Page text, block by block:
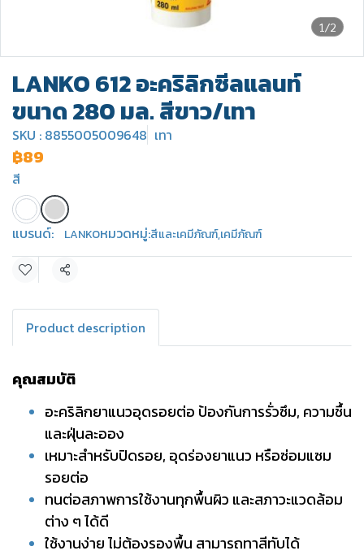
1/2
LANKO 612 อะคริลิกซีลแลนท์
ขนาด 280 มล. สีขาว/เทา
SKU : 8855005009648 เทา
฿89
สี
แบรนด์: LANKOหมวดหมู่:สีและเคมีภัณฑ์,เคมีภัณฑ์
แชร์
Product description
คุณสมบัติ
อะคริลิกยาแนวอุดรอยต่อ ป้องกันการรั่วซึม, ความชื้น
และฝุ่นละออง
เหมาะสำหรับปิดรอย, อุดร่องยาแนว หรือซ่อมแซม
รอยต่อ
ทนต่อสภาพการใช้งานทุกพื้นผิว และสภาวะแวดล้อม
ต่าง ๆ ได้ดี
ใช้งานง่าย ไม่ต้องรองพื้น สามารถทาสีทับได้